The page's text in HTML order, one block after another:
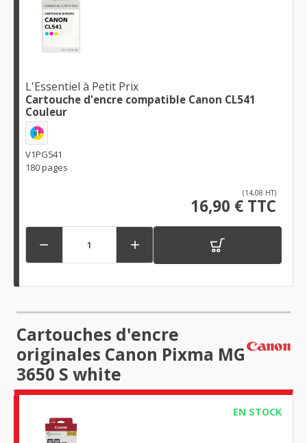
L'Essentiel à Petit Prix
Cartouche d'encre compatible Canon CL541
Couleur
1
V1PG541
180 pages
(14,08 HT)
16,90 € TTC
 
Cartouches d'encre
originales Canon Pixma MG
3650 S white
EN STOCK